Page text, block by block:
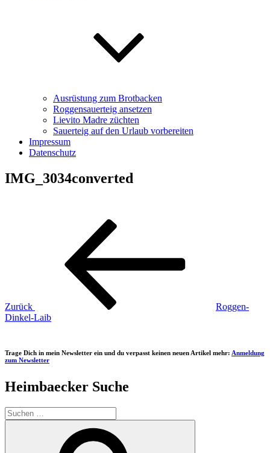
Ausrüstung zum Brotbacken
Roggensauerteig ansetzen
Lievito Madre züchten
Sauerteig auf den Urlaub vorbereiten
Impressum
Datenschutz
IMG_3034converted
Beitragsnavigation
Zurück
Roggen-
Dinkel-Laib
Trage Dich in mein Newsletter ein und du verpasst keinen neuen Artikel mehr: Anmeldung
zum Newsletter
Heimbaecker Suche
Suchen
nach: